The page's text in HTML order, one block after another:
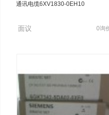
电池6ES7971-0BA00
面议 0询
通讯电缆6XV1830-0EH10
面议 0询